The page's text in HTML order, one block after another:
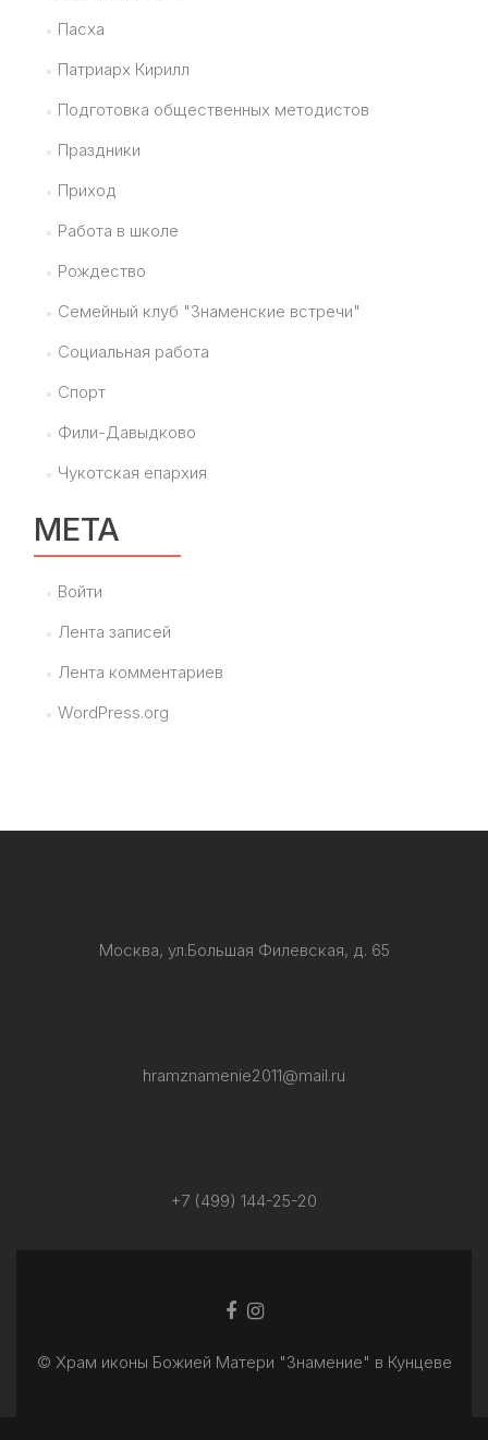
Пасха
Патриарх Кирилл
Подготовка общественных методистов
Праздники
Приход
Работа в школе
Рождество
Семейный клуб "Знаменские встречи"
Социальная работа
Спорт
Фили-Давыдково
Чукотская епархия
МЕТА
Войти
Лента записей
Лента комментариев
WordPress.org
Москва, ул.Большая Филевская, д. 65
hramznamenie2011@mail.ru
+7 (499) 144-25-20
Facebook
Ссылка
© Храм иконы Божией Матери "Знамение" в Кунцеве